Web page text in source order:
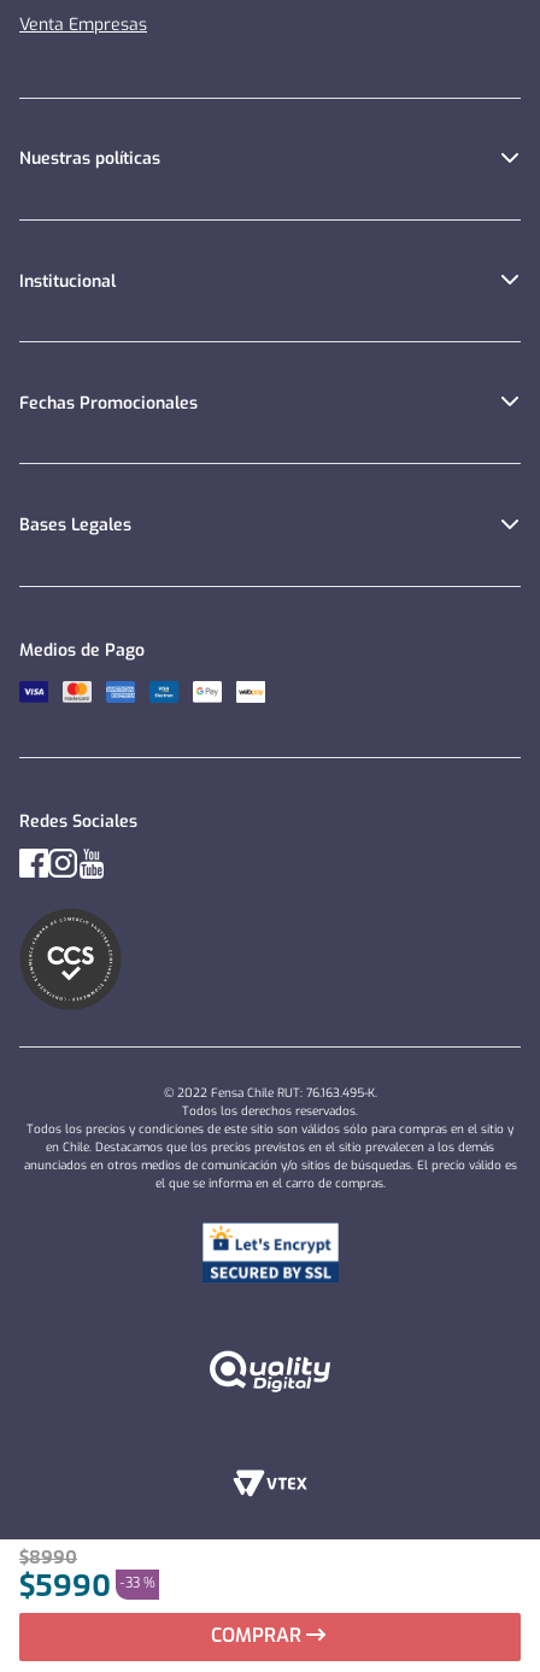
$8990
$5990 -33 %
COMPRAR
Venta Empresas
Nuestras políticas
Institucional
Fechas Promocionales
Bases Legales
Medios de Pago
Redes Sociales
© 2022 Fensa Chile RUT: 76.163.495-K.
Todos los derechos reservados.
Todos los precios y condiciones de este sitio son válidos sólo para compras en el sitio y
en Chile. Destacamos que los precios previstos en el sitio prevalecen a los demás
anunciados en otros medios de comunicación y/o sitios de búsquedas. El precio válido es
el que se informa en el carro de compras.